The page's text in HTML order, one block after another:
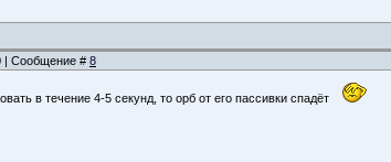
| Сообщение # 8
в течение 4-5 секунд, то орб от его пассивки спадёт